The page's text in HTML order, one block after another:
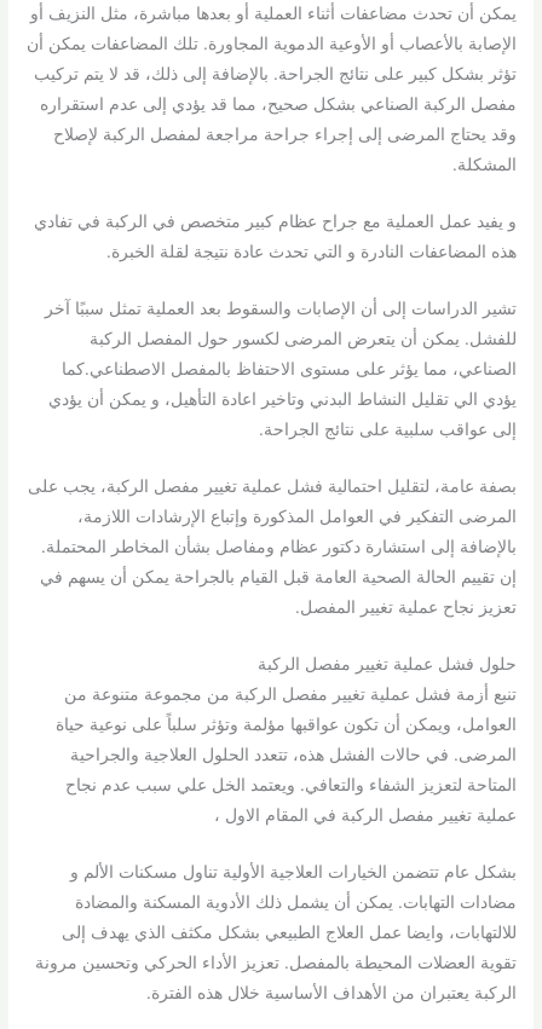
يمكن أن تحدث مضاعفات أثناء العملية أو بعدها مباشرة، مثل النزيف أو
الإصابة بالأعصاب أو الأوعية الدموية المجاورة. تلك المضاعفات يمكن أن
تؤثر بشكل كبير على نتائج الجراحة. بالإضافة إلى ذلك، قد لا يتم تركيب
مفصل الركبة الصناعي بشكل صحيح، مما قد يؤدي إلى عدم استقراره
وقد يحتاج المرضى إلى إجراء جراحة مراجعة لمفصل الركبة لإصلاح
المشكلة.
و يفيد عمل العملية مع جراح عظام كبير متخصص في الركبة في تفادي
هذه المضاعفات النادرة و التي تحدث عادة نتيجة لقلة الخبرة.
تشير الدراسات إلى أن الإصابات والسقوط بعد العملية تمثل سببًا آخر
للفشل. يمكن أن يتعرض المرضى لكسور حول المفصل الركبة
الصناعي، مما يؤثر على مستوى الاحتفاظ بالمفصل الاصطناعي.كما
يؤدي الي تقليل النشاط البدني وتاخير اعادة التأهيل، و يمكن أن يؤدي
إلى عواقب سلبية على نتائج الجراحة.
بصفة عامة، لتقليل احتمالية فشل عملية تغيير مفصل الركبة، يجب على
المرضى التفكير في العوامل المذكورة وإتباع الإرشادات اللازمة،
بالإضافة إلى استشارة دكتور عظام ومفاصل بشأن المخاطر المحتملة.
إن تقييم الحالة الصحية العامة قبل القيام بالجراحة يمكن أن يسهم في
تعزيز نجاح عملية تغيير المفصل.
حلول فشل عملية تغيير مفصل الركبة
تنبع أزمة فشل عملية تغيير مفصل الركبة من مجموعة متنوعة من
العوامل، ويمكن أن تكون عواقبها مؤلمة وتؤثر سلباً على نوعية حياة
المرضى. في حالات الفشل هذه، تتعدد الحلول العلاجية والجراحية
المتاحة لتعزيز الشفاء والتعافي. ويعتمد الخل علي سبب عدم نجاح
عملية تغيير مفصل الركبة في المقام الاول ،
بشكل عام تتضمن الخيارات العلاجية الأولية تناول مسكنات الألم و
مضادات التهابات. يمكن أن يشمل ذلك الأدوية المسكنة والمضادة
للالتهابات، وايضا عمل العلاج الطبيعي بشكل مكثف الذي يهدف إلى
تقوية العضلات المحيطة بالمفصل. تعزيز الأداء الحركي وتحسين مرونة
الركبة يعتبران من الأهداف الأساسية خلال هذه الفترة.